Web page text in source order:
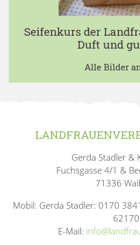
Seifenkurs der
Duft und
Alle Bilder
Gerda Stadler &
Fuchsgasse 4/1 &
71336
Mobil: Gerda Stadler: 0170
E-Mail: